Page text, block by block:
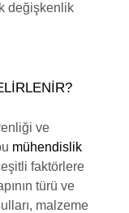
değişkenlik
ve
mühendislik
faktörlere
türü ve
malzeme